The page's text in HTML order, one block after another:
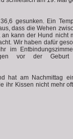
gesunken. Ein
dass die Wehen
kann der Hund nicht
Wir haben dafür
im
vor der
hat am Nachmittag
ihr Kissen nicht mehr